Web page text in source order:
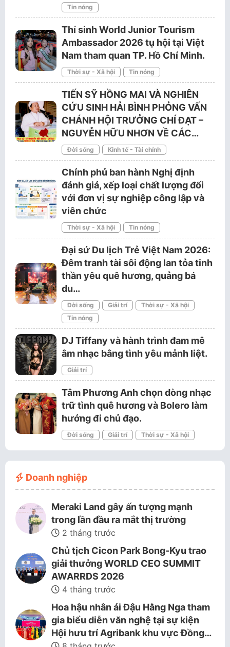
Tin nóng
Thí sinh World Junior Tourism
Ambassador 2026 tụ hội tại Việt
Nam tham quan TP. Hồ Chí Minh.
Thời sự - Xã hội Tin nóng
TIẾN SỸ HỒNG MAI VÀ NGHIÊN
CỨU SINH HẢI BÌNH PHỎNG VẤN
CHÁNH HỘI TRƯỞNG CHÍ ĐẠT –
NGUYỄN HỮU NHƠN VỀ CÁC…
Đời sống Kinh tế - Tài chính
Chính phủ ban hành Nghị định
đánh giá, xếp loại chất lượng đối
với đơn vị sự nghiệp công lập và
viên chức
Thời sự - Xã hội Tin nóng
Đại sứ Du lịch Trẻ Việt Nam 2026:
Đêm tranh tài sôi động lan tỏa tinh
thần yêu quê hương, quảng bá
du…
Đời sống Giải trí
Thời sự - Xã hội
Tin nóng
DJ Tiffany và hành trình đam mê
âm nhạc bằng tình yêu mảnh liệt.
Giải trí
Tâm Phương Anh chọn dòng nhạc
trữ tình quê hương và Bolero làm
hướng đi chủ đạo.
Đời sống Giải trí Thời sự - Xã hội
Doanh nghiệp
Meraki Land gây ấn tượng mạnh
trong lần đầu ra mắt thị trường
2 tháng trước
Chủ tịch Cicon Park Bong-Kyu trao
giải thưởng WORLD CEO SUMMIT
AWARRDS 2026
4 tháng trước
Hoa hậu nhân ái Đậu Hằng Nga tham
gia biểu diễn văn nghệ tại sự kiện
Hội hưu trí Agribank khu vực Đồng…